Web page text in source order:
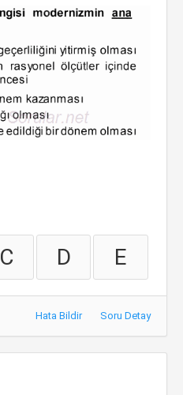
C D E
Hata Bildir Soru Detay